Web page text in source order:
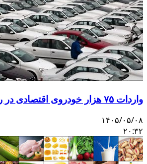
واردات ۷۵ هزار خودروی اقتصادی در راه است
۱۴۰۵/۰۵/۰۸
۲۰:۳۲